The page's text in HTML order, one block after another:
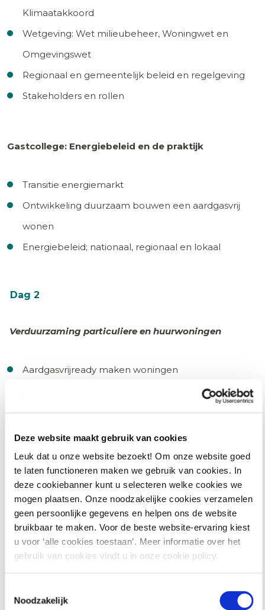
Deze website maakt gebruik van cookies
Leuk dat u onze website bezoekt! Om onze website goed
te laten functioneren maken we gebruik van cookies. In
deze cookiebanner kunt u selecteren welke cookies we
mogen plaatsen. Onze noodzakelijke cookies verzamelen
geen persoonlijke gegevens en helpen ons de website
bruikbaar te maken. Voor de beste website-ervaring kiest
u voor ‘alle cookies toestaan’. Meer informatie over het
gebruik van cookies vindt u in onze cookie policy.
Noodzakelijk
Klimaatakkoord
Wetgeving: Wet milieubeheer, Woningwet en
Omgevingswet
Regionaal en gemeentelijk beleid en regelgeving
Stakeholders en rollen
Gastcollege: Energiebeleid en de praktijk
Transitie energiemarkt
Ontwikkeling duurzaam bouwen een aardgasvrij
wonen
Energiebeleid; nationaal, regionaal en lokaal
Dag 2
Verduurzaming particuliere en huurwoningen
Aardgasvrijready maken woningen
Werking zonnepanelen, zonneboilers en
Rol en invloed energiecoöperaties
Gastcollege: Duurzaamheid en energie bij Portaal
Visie Portaal
Praktijkvoorbeelden